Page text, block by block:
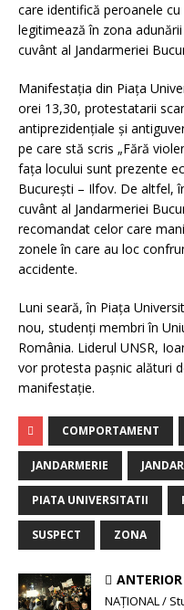
care identifică peroanele
legitimează în zona
cuvânt al Jandarmeriei
Manifestaţia din Piaţa
orei 13,30, protestatarii
antiprezidenţiale şi
pe care stă scris „Fără
faţa locului sunt prezente
Bucureşti – Ilfov. De altfel,
cuvânt al Jandarmeriei
recomandat celor care
zonele în care au loc
accidente.
Luni seară, în Piaţa
nou, studenţi membri în
România. Liderul UNSR,
vor protesta paşnic alături
manifestaţie.
COMPORTAMENT
JANDARMERIE
PIATA UNIVERSITATII
SUSPECT ZONA
ANTERIOR
NAŢIONAL /